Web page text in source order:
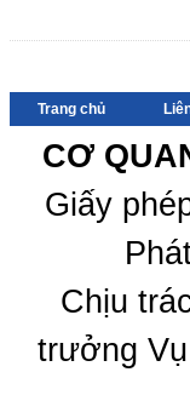
Trang chủ
CƠ
Giấy
Chịu
trưởng